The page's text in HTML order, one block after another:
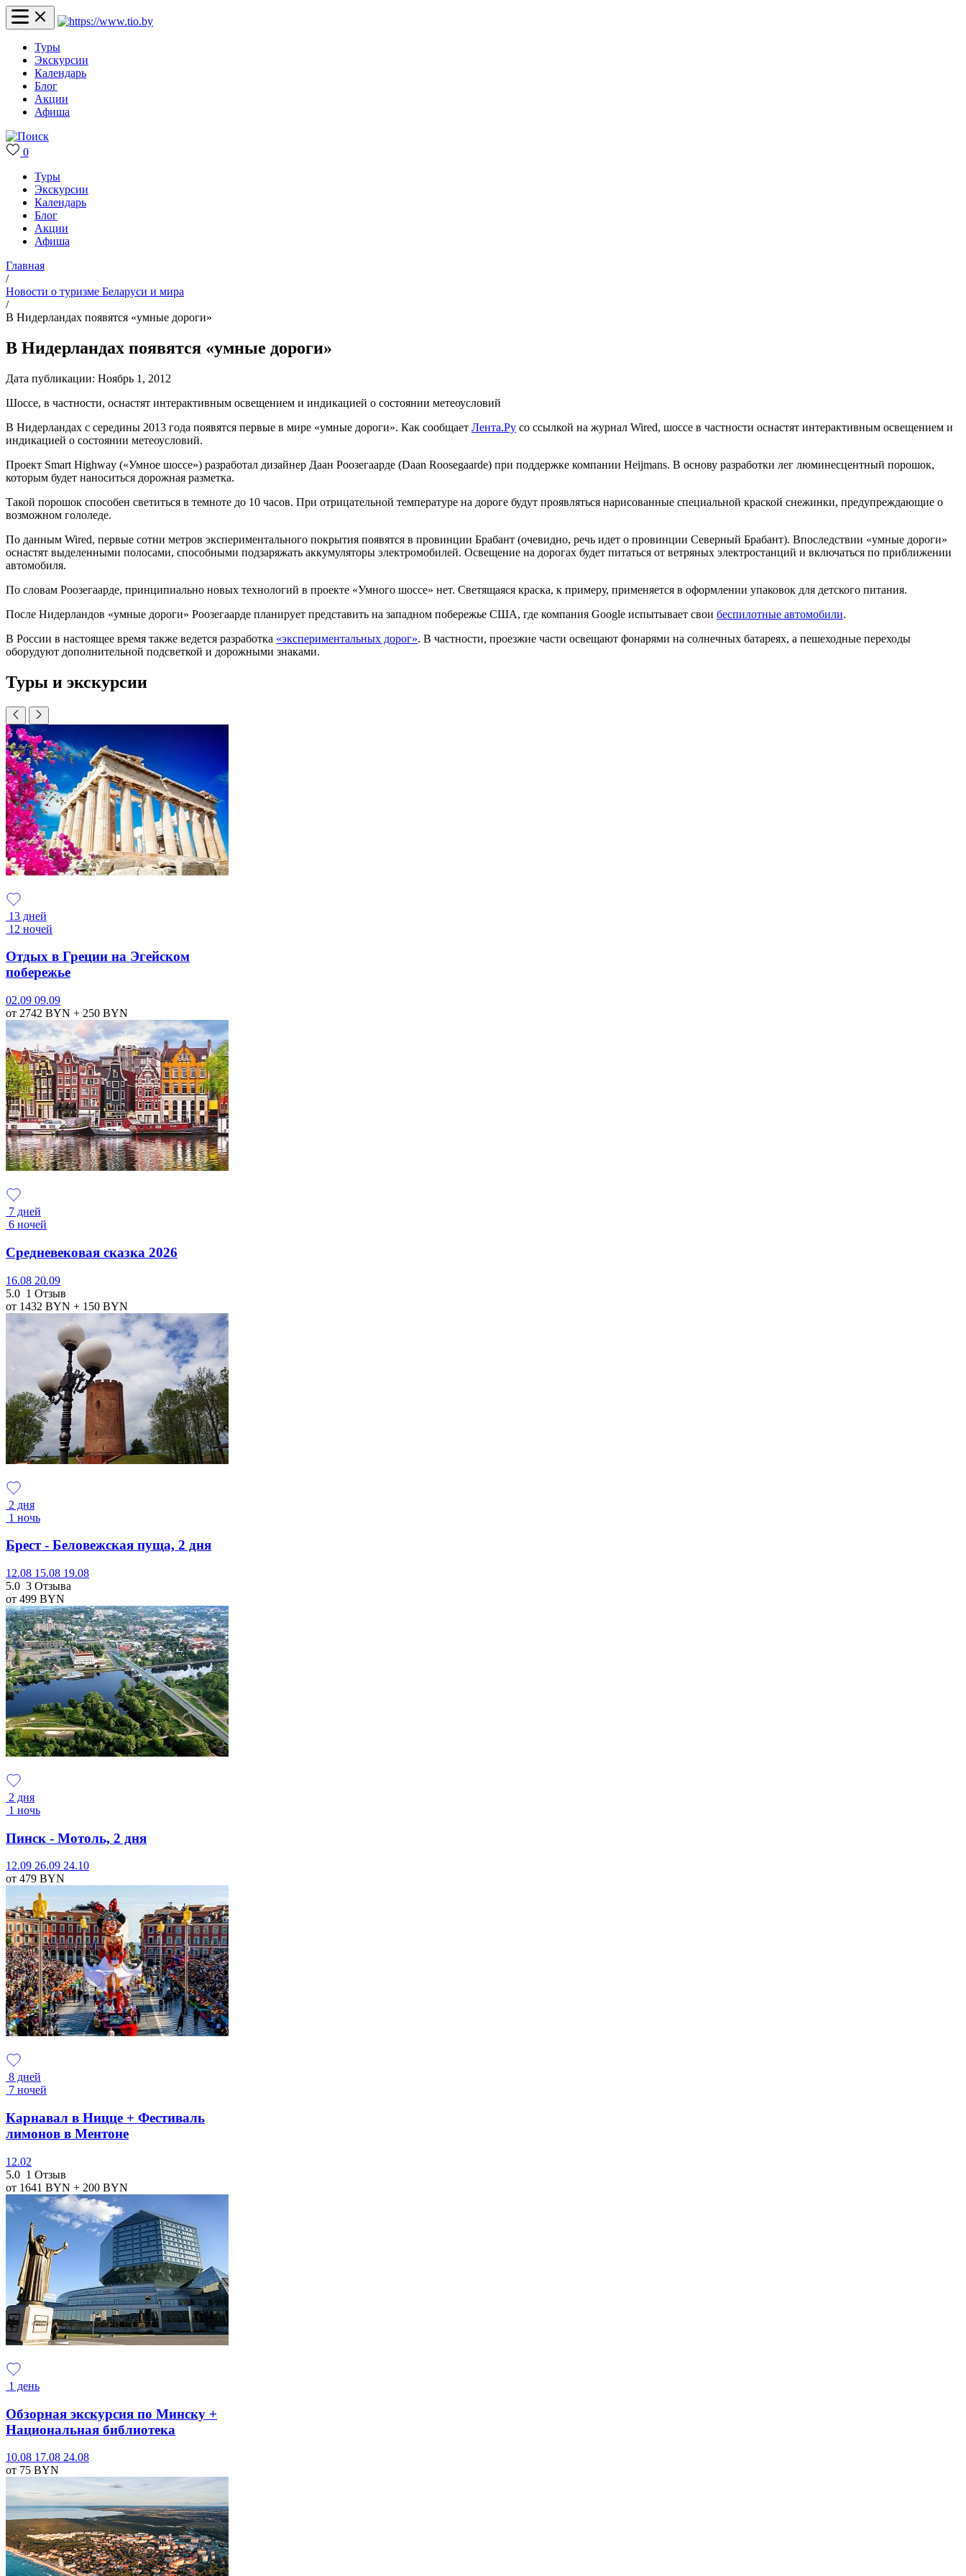
Туры
Экскурсии
Календарь
Блог
Акции
Афиша
0
Туры
Экскурсии
Календарь
Блог
Акции
Афиша
Главная
/
Новости о туризме Беларуси и мира
/
В Нидерландах появятся «умные дороги»
В Нидерландах появятся «умные дороги»
Дата публикации: Ноябрь 1, 2012
Шоссе, в частности, оснастят интерактивным освещением и индикацией о состоянии метеоусловий
В Нидерландах с середины 2013 года появятся первые в мире «умные дороги». Как сообщает Лента.Ру со ссылкой на журнал Wired, шоссе в частности оснастят интерактивным освещением и
индикацией о состоянии метеоусловий.
Проект Smart Highway («Умное шоссе») разработал дизайнер Даан Роозегаарде (Daan Roosegaarde) при поддержке компании Heijmans. В основу разработки лег люминесцентный порошок,
которым будет наноситься дорожная разметка.
Такой порошок способен светиться в темноте до 10 часов. При отрицательной температуре на дороге будут проявляться нарисованные специальной краской снежинки, предупреждающие о
возможном гололеде.
По данным Wired, первые сотни метров экспериментального покрытия появятся в провинции Брабант (очевидно, речь идет о провинции Северный Брабант). Впоследствии «умные дороги»
оснастят выделенными полосами, способными подзаряжать аккумуляторы электромобилей. Освещение на дорогах будет питаться от ветряных электростанций и включаться по приближении
автомобиля.
По словам Роозегаарде, принципиально новых технологий в проекте «Умного шоссе» нет. Светящаяся краска, к примеру, применяется в оформлении упаковок для детского питания.
После Нидерландов «умные дороги» Роозегаарде планирует представить на западном побережье США, где компания Google испытывает свои беспилотные автомобили.
В России в настоящее время также ведется разработка «экспериментальных дорог». В частности, проезжие части освещают фонарями на солнечных батареях, а пешеходные переходы
оборудуют дополнительной подсветкой и дорожными знаками.
Туры и экскурсии
13 дней
12 ночей
Отдых в Греции на Эгейском
побережье
02.09 09.09
от 2742 BYN + 250 BYN
7 дней
6 ночей
Средневековая сказка 2026
16.08 20.09
5.0 1 Отзыв
от 1432 BYN + 150 BYN
2 дня
1 ночь
Брест - Беловежская пуща, 2 дня
12.08 15.08 19.08
5.0 3 Отзыва
от 499 BYN
2 дня
1 ночь
Пинск - Мотоль, 2 дня
12.09 26.09 24.10
от 479 BYN
8 дней
7 ночей
Карнавал в Ницце + Фестиваль
лимонов в Ментоне
12.02
5.0 1 Отзыв
от 1641 BYN + 200 BYN
1 день
Обзорная экскурсия по Минску +
Национальная библиотека
10.08 17.08 24.08
от 75 BYN